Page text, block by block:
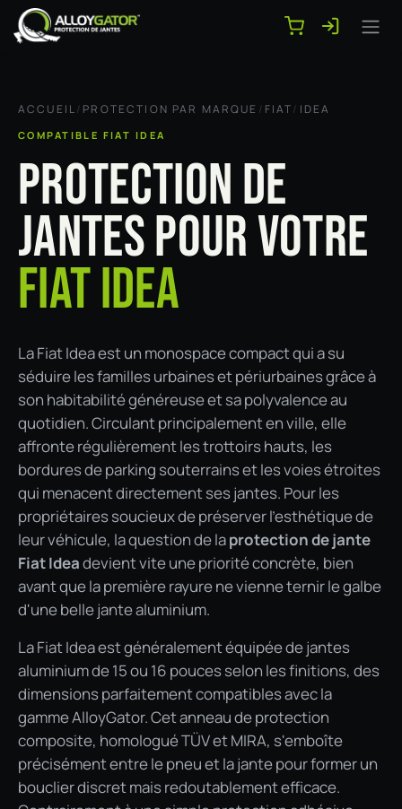
Se rendre au contenu
ACCUEIL/ PROTECTION PAR MARQUE / FIAT/ IDEA
COMPATIBLE FIAT IDEA
PROTECTION DE
JANTES POUR VOTRE
FIAT IDEA
La Fiat Idea est un monospace compact qui a su
séduire les familles urbaines et périurbaines grâce à
son habitabilité généreuse et sa polyvalence au
quotidien. Circulant principalement en ville, elle
affronte régulièrement les trottoirs hauts, les
bordures de parking souterrains et les voies étroites
qui menacent directement ses jantes. Pour les
propriétaires soucieux de préserver l'esthétique de
leur véhicule, la question de laprotection de jante
Fiat Ideadevient vite une priorité concrète, bien
avant que la première rayure ne vienne ternir le galbe
d'une belle jante aluminium.
La Fiat Idea est généralement équipée de jantes
aluminium de 15 ou 16 pouces selon les finitions, des
dimensions parfaitement compatibles avec la
gamme AlloyGator. Cet anneau de protection
composite, homologué TÜV et MIRA, s'emboîte
précisément entre le pneu et la jante pour former un
bouclier discret mais redoutablement efficace.